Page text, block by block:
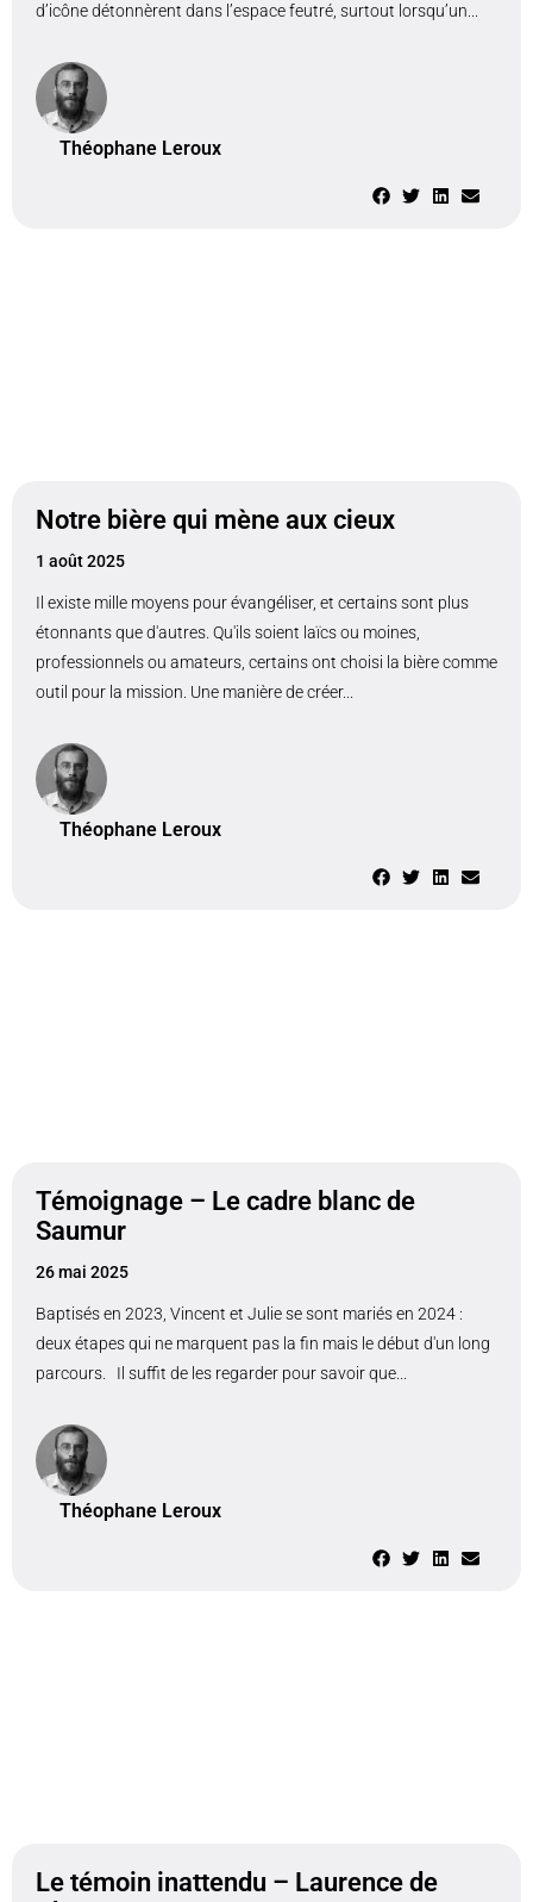
d’icône détonnèrent dans l’espace feutré, surtout lorsqu’un...
Théophane Leroux
Notre bière qui mène aux cieux
1 août 2025
Il existe mille moyens pour évangéliser, et certains sont plus
étonnants que d'autres. Qu'ils soient laïcs ou moines,
professionnels ou amateurs, certains ont choisi la bière comme
outil pour la mission. Une manière de créer...
Théophane Leroux
Témoignage – Le cadre blanc de
Saumur
26 mai 2025
Baptisés en 2023, Vincent et Julie se sont mariés en 2024 :
deux étapes qui ne marquent pas la fin mais le début d'un long
parcours. Il suffit de les regarder pour savoir que...
Théophane Leroux
Le témoin inattendu – Laurence de